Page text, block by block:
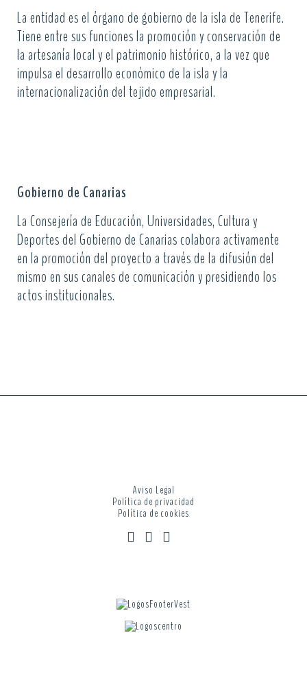
La entidad es el órgano de gobierno de la isla de Tenerife.
Tiene entre sus funciones la promoción y conservación de
la artesanía local y el patrimonio histórico, a la vez que
impulsa el desarrollo económico de la isla y la
internacionalización del tejido empresarial.
Gobierno de Canarias
La Consejería de Educación, Universidades, Cultura y
Deportes del Gobierno de Canarias colabora activamente
en la promoción del proyecto a través de la difusión del
mismo en sus canales de comunicación y presidiendo los
actos institucionales.
Aviso Legal
Política de privacidad
Política de cookies